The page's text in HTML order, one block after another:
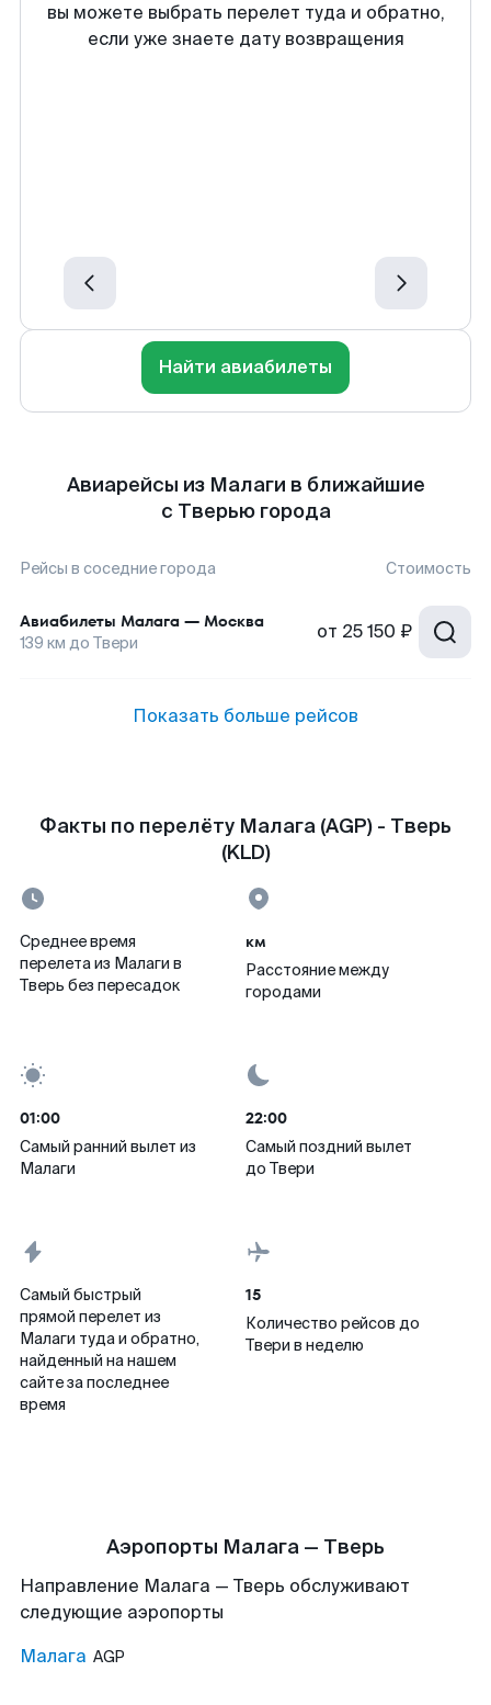
вы можете выбрать перелет туда и обратно,
если уже знаете дату возвращения
Найти авиабилеты
Авиарейсы из Малаги в ближайшие
с Тверью города
Рейсы в соседние города Стоимость
Авиабилеты Малага — Москва
139 км до Твери от 25 150 ₽
Показать больше рейсов
Факты по перелёту Малага (AGP) - Тверь
(KLD)
Среднее время
перелета из Малаги в
Тверь без пересадок
км
Расстояние между
городами
01:00
Самый ранний вылет из
Малаги
22:00
Самый поздний вылет
до Твери
Самый быстрый
прямой перелет из
Малаги туда и обратно,
найденный на нашем
сайте за последнее
время
15
Количество рейсов до
Твери в неделю
Аэропорты Малага — Тверь
Направление Малага — Тверь обслуживают
следующие аэропорты
Малага AGP